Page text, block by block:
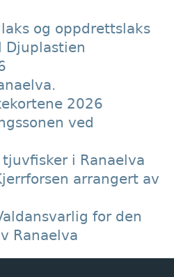
og oppdrettslaks
Djuplastien
2026
ved
i Ranaelva
arrangert av
for den
Ranaelva